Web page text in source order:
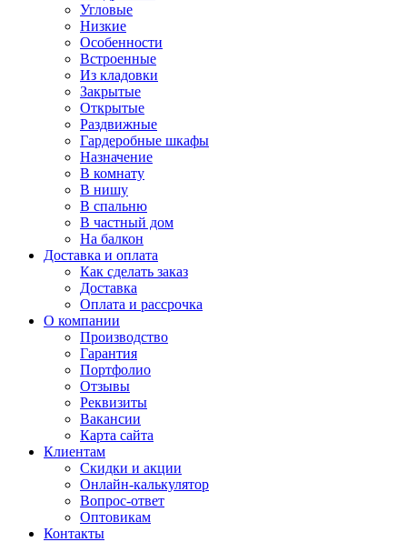
Угловые
Низкие
Особенности
Встроенные
Из кладовки
Закрытые
Открытые
Раздвижные
Гардеробные шкафы
Назначение
В комнату
В нишу
В спальню
В частный дом
На балкон
Доставка и оплата
Как сделать заказ
Доставка
Оплата и рассрочка
О компании
Производство
Гарантия
Портфолио
Отзывы
Реквизиты
Вакансии
Карта сайта
Клиентам
Скидки и акции
Онлайн-калькулятор
Вопрос-ответ
Оптовикам
Контакты